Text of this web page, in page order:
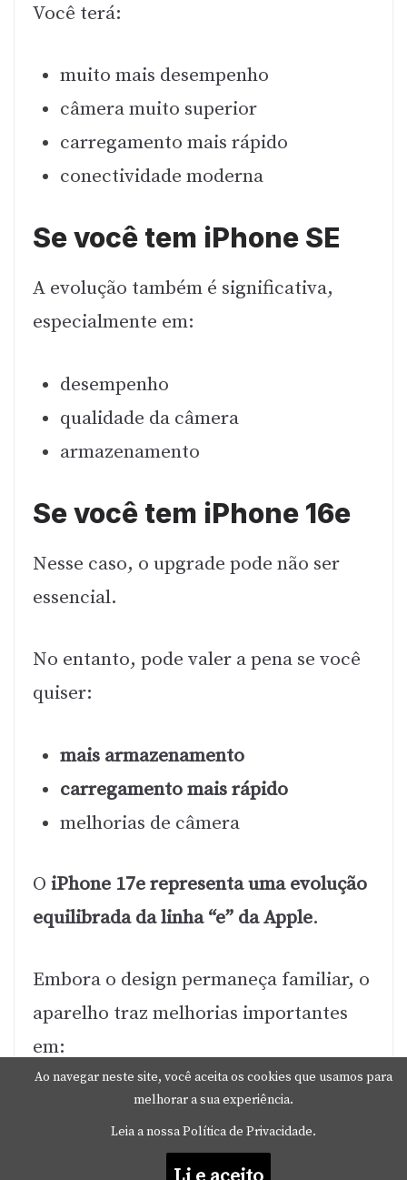
Você terá:
muito mais desempenho
câmera muito superior
carregamento mais rápido
conectividade moderna
Se você tem iPhone SE
A evolução também é significativa,
especialmente em:
desempenho
qualidade da câmera
armazenamento
Se você tem iPhone 16e
Nesse caso, o upgrade pode não ser
essencial.
No entanto, pode valer a pena se você
quiser:
mais armazenamento
carregamento mais rápido
melhorias de câmera
O iPhone 17e representa uma evolução
equilibrada da linha “e” da Apple.
Embora o design permaneça familiar, o
aparelho traz melhorias importantes
em:
desempenho com chipA19
conectividade mais rápida
Ao navegar neste site, você aceita os cookies que usamos para
melhorar a sua experiência.
Leia a nossa Política de Privacidade.